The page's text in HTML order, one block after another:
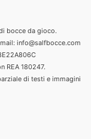
bocce da gioco.
info@salfbocce.com
REA 180247.
di testi e immagini